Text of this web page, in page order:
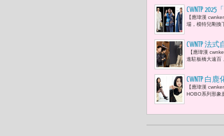
CWNTP
邀約臺灣設
【應瑋漢
場，模特兒剛換
CWNTP 法
【應瑋漢
進駐板橋大遠百
CWNTP 白鹿
【應瑋漢
HOBO系列形象